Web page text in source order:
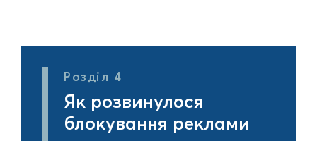
Розділ 4
Як розвинулося
блокування реклами